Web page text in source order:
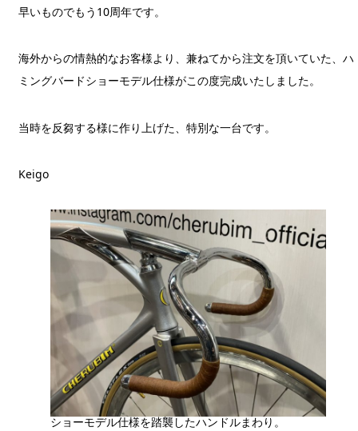
早いものでもう10周年です。
海外からの情熱的なお客様より、兼ねてから注文を頂いていた、ハ
ミングバードショーモデル仕様がこの度完成いたしました。
当時を反芻する様に作り上げた、特別な一台です。
Keigo
ショーモデル仕様を踏襲したハンドルまわり。